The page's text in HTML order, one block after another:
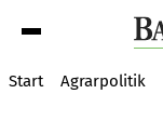
Start Agrarpolitik